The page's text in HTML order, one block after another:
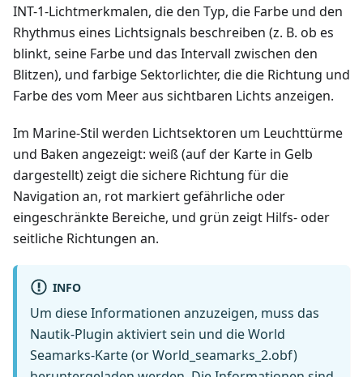
INT-1-Lichtmerkmalen, die den Typ, die Farbe und den
Rhythmus eines Lichtsignals beschreiben (z. B. ob es
blinkt, seine Farbe und das Intervall zwischen den
Blitzen), und farbige Sektorlichter, die die Richtung und
Farbe des vom Meer aus sichtbaren Lichts anzeigen.
Im Marine-Stil werden Lichtsektoren um Leuchttürme
und Baken angezeigt: weiß (auf der Karte in Gelb
dargestellt) zeigt die sichere Richtung für die
Navigation an, rot markiert gefährliche oder
eingeschränkte Bereiche, und grün zeigt Hilfs- oder
seitliche Richtungen an.
INFO
Um diese Informationen anzuzeigen, muss das
Nautik-Plugin aktiviert sein und die World
Seamarks-Karte (or World_seamarks_2.obf)